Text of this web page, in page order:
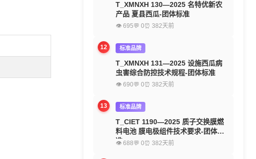
T_XMNXH 130—2025 名特优新农
产品 夏县西瓜-团体标准
👁 695💬 0⏰ 382天前
12 标准品牌
T_XMNXH 131—2025 设施西瓜病
虫害综合防控技术规程-团体标准
👁 690💬 0⏰ 382天前
13 标准品牌
T_CIET 1190—2025 质子交换膜燃
料电池 膜电极组件技术要求-团体标
准
👁 688💬 0⏰ 382天前